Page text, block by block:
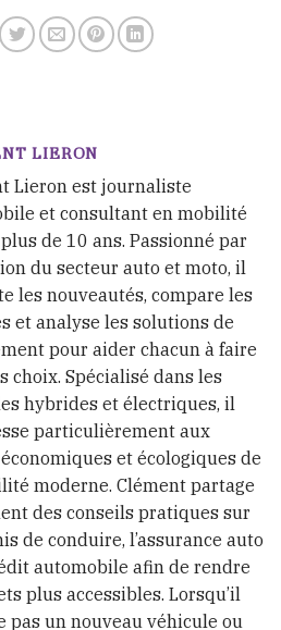
LIERON
Lieron est journaliste
et consultant en mobilité
de 10 ans. Passionné par
du secteur auto et moto, il
les nouveautés, compare les
et analyse les solutions de
pour aider chacun à faire
choix. Spécialisé dans les
hybrides et électriques, il
particulièrement aux
et écologiques de
moderne. Clément partage
des conseils pratiques sur
de conduire, l’assurance auto
automobile afin de rendre
plus accessibles. Lorsqu’il
pas un nouveau véhicule ou